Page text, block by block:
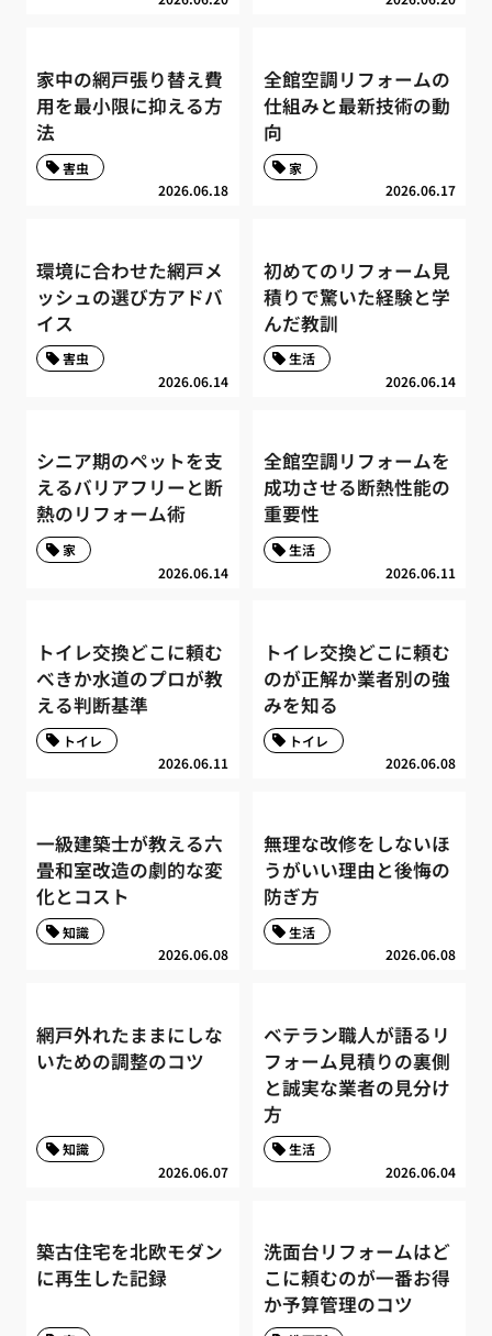
家中の網戸張り替え費
用を最小限に抑える方
法
2026.06.18
害虫
全館空調リフォームの
仕組みと最新技術の動
向
2026.06.17
家
環境に合わせた網戸メ
ッシュの選び方アドバ
イス
2026.06.14
害虫
初めてのリフォーム見
積りで驚いた経験と学
んだ教訓
2026.06.14
生活
シニア期のペットを支
えるバリアフリーと断
熱のリフォーム術
2026.06.14
家
全館空調リフォームを
成功させる断熱性能の
重要性
2026.06.11
生活
トイレ交換どこに頼む
べきか水道のプロが教
える判断基準
2026.06.11
トイレ
トイレ交換どこに頼む
のが正解か業者別の強
みを知る
2026.06.08
トイレ
一級建築士が教える六
畳和室改造の劇的な変
化とコスト
2026.06.08
知識
無理な改修をしないほ
うがいい理由と後悔の
防ぎ方
2026.06.08
生活
網戸外れたままにしな
いための調整のコツ
2026.06.07
知識
ベテラン職人が語るリ
フォーム見積りの裏側
と誠実な業者の見分け
方
2026.06.04
生活
築古住宅を北欧モダン
に再生した記録
洗面台リフォームはど
こに頼むのが一番お得
か予算管理のコツ